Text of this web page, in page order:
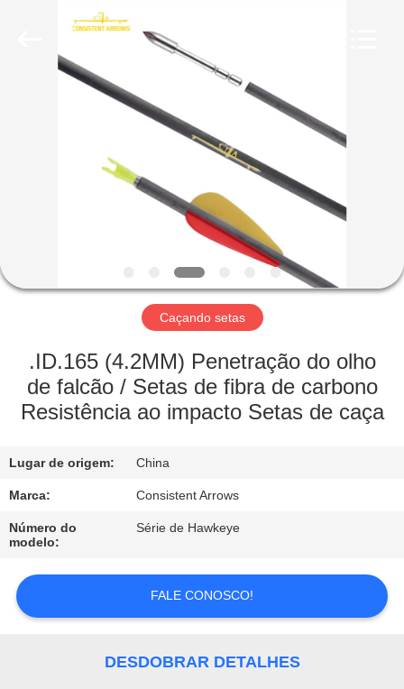
PRODUTOS
EXCURSÃO
FÁBRICA
CONTROLE
QUALIDADE
CONTACTE-
PEÇA
CITAÇÕES
Caçando setas
.ID.165 (4.2MM) Penetração do olho
de falcão / Setas de fibra de carbono
Resistência ao impacto Setas de caça
Lugar de origem: China
Marca: Consistent Arrows
Número do
modelo:
Série de Hawkeye
FALE CONOSCO!
DESDOBRAR DETALHES